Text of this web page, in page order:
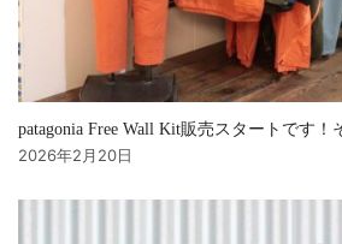
patagonia Free Wall Kit販売スタートです
2026年2月20日